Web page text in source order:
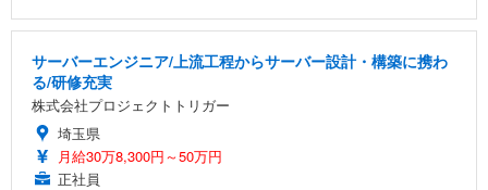
サーバーエンジニア/上流工程からサーバー設計・構築に携わ
る/研修充実
株式会社プロジェクトトリガー
埼玉県
月給30万8,300円～50万円
正社員